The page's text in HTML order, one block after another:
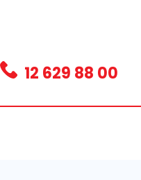
12 629 88 00